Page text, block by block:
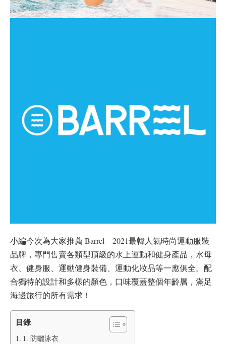
小編今次為大家推薦 Barrel – 2021最韓人氣時尚運動服裝
品牌，專門售賣各類型頂級的水上運動和健身產品，水母
衣、健身服、運動健身裝備、運動化妝品等一應俱全。配
合獨特的設計和多樣的顏色，口味覆蓋整個年齡層，滿足
海邊旅行的所有需求！
目錄
1. 防曬泳衣